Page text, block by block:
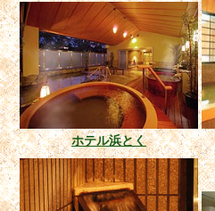
ホテル浜とく